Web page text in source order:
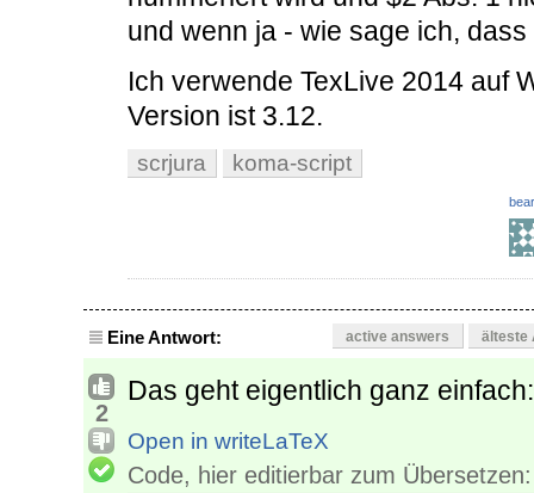
und wenn ja - wie sage ich,
Ich verwende TexLive 2014 auf
Version ist 3.12.
scrjura koma-script
Eine Antwort: active answers älteste
2
Das geht eigentlich ganz einfach:
Open in writeLaTeX
Code, hier editierbar zum Übersetzen: